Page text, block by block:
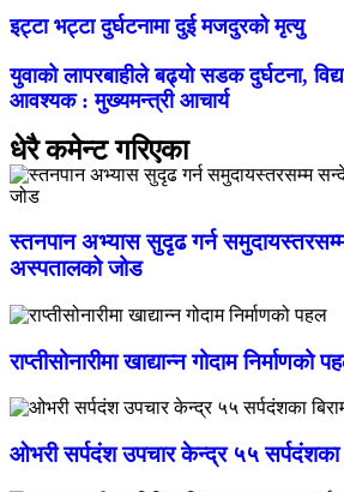
इट्टा भट्टा दुर्घटनामा दुई मजदुरको मृत्यु
युवाको लापरबाहीले बढ्यो सडक दुर्घटना,
आवश्यक : मुख्यमन्त्री आचार्य
धेरै कमेन्ट गरिएका
स्तनपान अभ्यास सुदृढ गर्न
अस्पतालको जोड
राप्तीसोनारीमा खाद्यान्न गोदाम निर्माणको
ओभरी सर्पदंश उपचार केन्द्र ५५ सर्पदंशका